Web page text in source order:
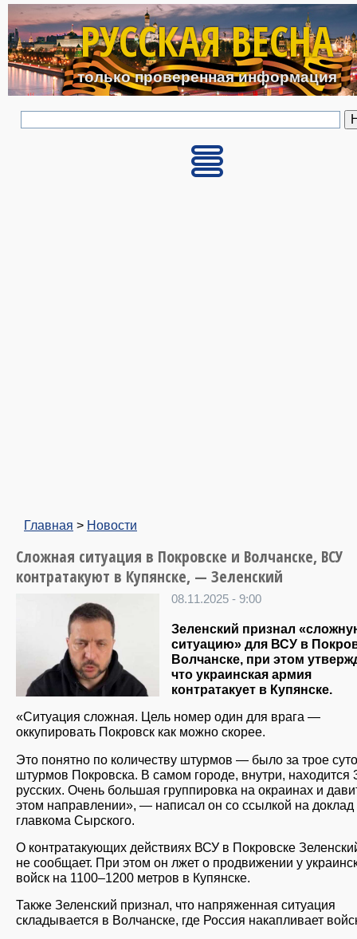
Перейти к основному
РУССКАЯ ВЕСНА
только проверенная информация
Главная > Новости
Сложная ситуация в Покровске и Волчанске, ВСУ
контратакуют в Купянске, — Зеленский
08.11.2025 - 9:00
Зеленский признал
ситуацию» для ВСУ в
Волчанске, при этом
что украинская армия
контратакует в Купянске.
«Ситуация сложная. Цель номер один для врага —
оккупировать Покровск как можно скорее.
Это понятно по количеству штурмов — было за трое
штурмов Покровска. В самом городе, внутри, находится
русских. Очень большая группировка на окраинах и
этом направлении», — написал он со ссылкой на доклад
главкома Сырского.
О контратакующих действиях ВСУ в Покровске
не сообщает. При этом он лжет о продвижении у
войск на 1100–1200 метров в Купянске.
Также Зеленский признал, что напряженная ситуация
складывается в Волчанске, где Россия накапливает